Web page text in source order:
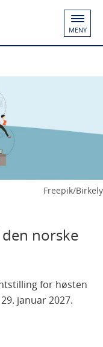
MENY
Freepik/Birkely
norske
for høsten
januar 2027.